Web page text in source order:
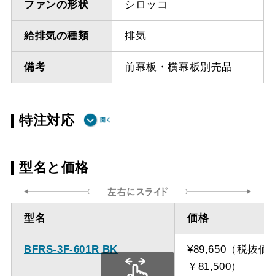
ファンの形状 シロッコ
給排気の種類 排気
備考 前幕板・横幕板別売品
特注対応
方
ｍ）
ダクト方向上
方
最大寸法 1035ｍｍ
点検口を設けての最小寸
型名と価格
型名 価格
BFRS-3F-601R BK
¥89,650（税抜価
￥81,500）